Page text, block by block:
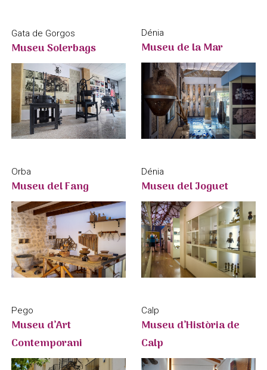
Gata de Gorgos
Museu Solerbags
Dénia
Museu de la Mar
Orba
Museu del Fang
Dénia
Museu del Joguet
Pego
Museu d’Art
Contemporani
Calp
Museu d’Història de
Calp